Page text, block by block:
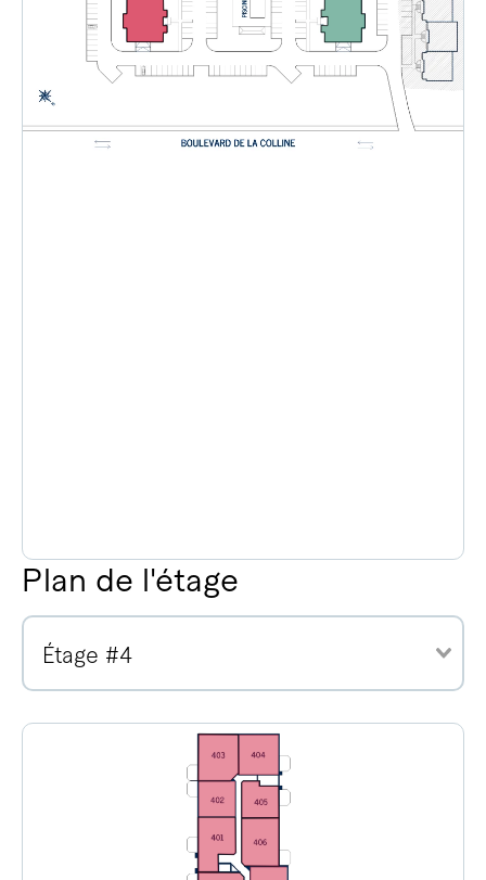
Plan de l'étage
Étage #4